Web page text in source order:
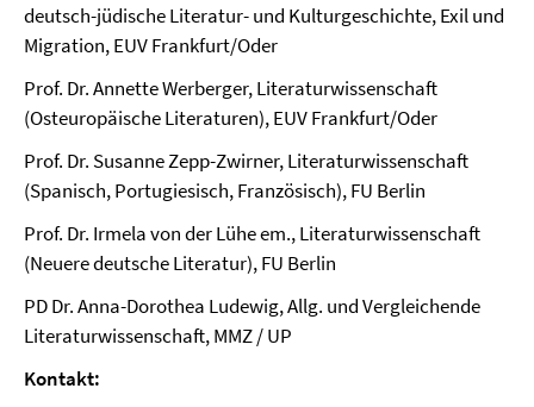
deutsch-jüdische Literatur- und Kulturgeschichte, Exil und
Migration, EUV Frankfurt/Oder
Prof. Dr. Annette Werberger, Literaturwissenschaft
(Osteuropäische Literaturen), EUV Frankfurt/Oder
Prof. Dr. Susanne Zepp-Zwirner, Literaturwissenschaft
(Spanisch, Portugiesisch, Französisch), FU Berlin
Prof. Dr. Irmela von der Lühe em., Literaturwissenschaft
(Neuere deutsche Literatur), FU Berlin
PD Dr. Anna-Dorothea Ludewig, Allg. und Vergleichende
Literaturwissenschaft, MMZ / UP
Kontakt: